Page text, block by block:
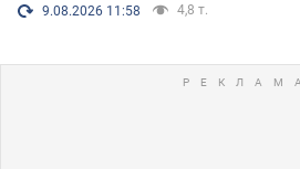
9.08.2026 11:58 4,8 т.